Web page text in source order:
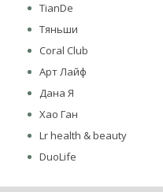
TianDe
Тяньши
Coral Club
Арт Лайф
Дана Я
Хао Ган
Lr health & beauty
DuoLife